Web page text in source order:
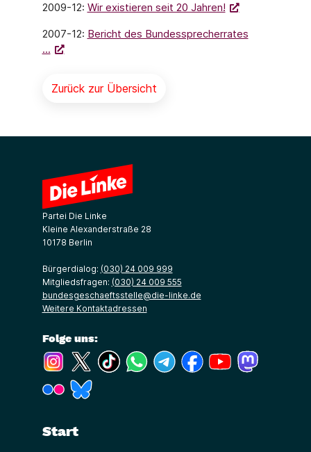
2009-12: Wir existieren seit 20 Jahren!
2007-12: Bericht des Bundessprecherrates
...
Zurück zur Übersicht
Partei Die Linke
Kleine Alexanderstraße 28
10178 Berlin
Bürgerdialog: (030) 24 009 999
Mitgliedsfragen: (030) 24 009 555
bundesgeschaeftsstelle@die-linke.de
Weitere Kontaktadressen
Folge uns:
(Link öffnet ein neues Fenster)
(Link öffnet ein neues Fenster)
(Link öffnet ein neues Fenster)
(Link öffnet ein neues Fenster)
(Link öffnet ein neues Fenster)
(Link öffnet ein neues
(Link öffnet ein
(Link öffnet ein neues Fenster)
Start